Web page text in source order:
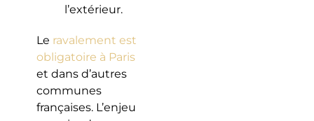
l’extérieur.
Le ravalement est
obligatoire à Paris
et dans d’autres
communes
françaises. L’enjeu